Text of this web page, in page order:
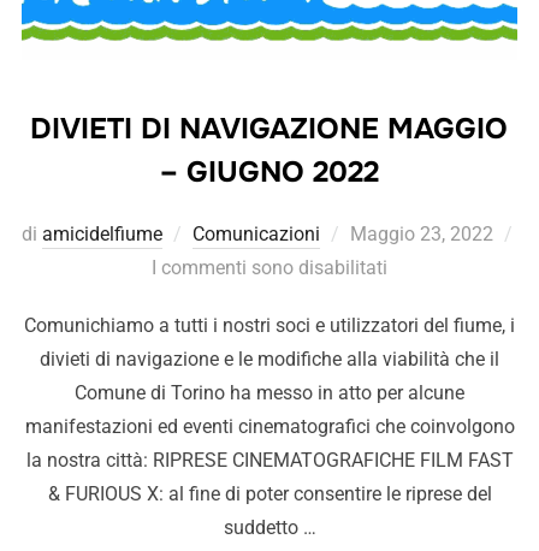
DIVIETI DI NAVIGAZIONE MAGGIO
– GIUGNO 2022
di amicidelfiume Comunicazioni
Maggio 23, 2022
I commenti sono disabilitati
Comunichiamo a tutti i nostri soci e utilizzatori del fiume, i
divieti di navigazione e le modifiche alla viabilità che il
Comune di Torino ha messo in atto per alcune
manifestazioni ed eventi cinematografici che coinvolgono
la nostra città: RIPRESE CINEMATOGRAFICHE FILM FAST
& FURIOUS X: al fine di poter consentire le riprese del
suddetto …